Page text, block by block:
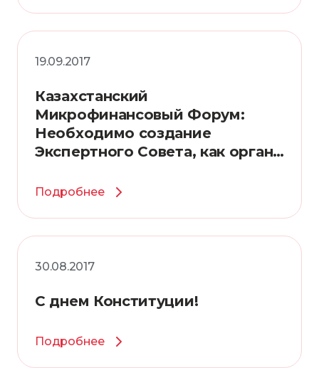
19.09.2017
Казахстанский
Микрофинансовый Форум:
Необходимо создание
Экспертного Совета, как органа
по повышению финансовой
Подробнее
30.08.2017
С днем Конституции!
Подробнее